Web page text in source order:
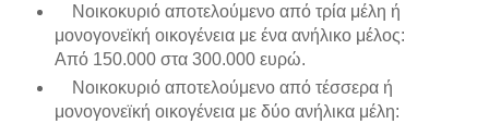
Νοικοκυριό αποτελούμενο από τρία μέλη ή
μονογονεϊκή οικογένεια με ένα ανήλικο μέλος:
Από 150.000 στα 300.000 ευρώ.
Νοικοκυριό αποτελούμενο από τέσσερα ή
μονογονεϊκή οικογένεια με δύο ανήλικα μέλη: